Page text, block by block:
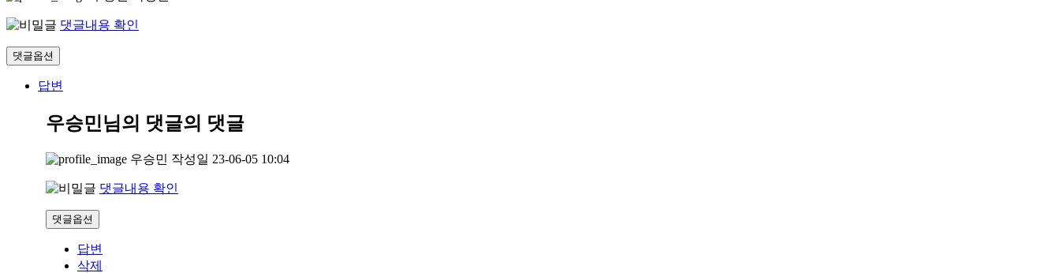
댓글내용 확인
댓글옵션
답변
우승민님의 댓글의 댓글
우승민 작성일 23-06-05 10:04
댓글내용 확인
댓글옵션
답변
삭제